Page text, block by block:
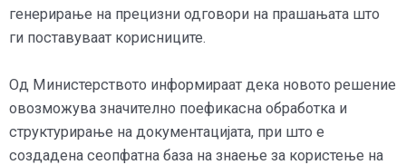
генерирање на прецизни одговори на прашањата што
ги поставуваат корисниците.
Од Министерството информираат дека новото решение
овозможува значително поефикасна обработка и
структурирање на документацијата, при што е
создадена сеопфатна база на знаење за користење на